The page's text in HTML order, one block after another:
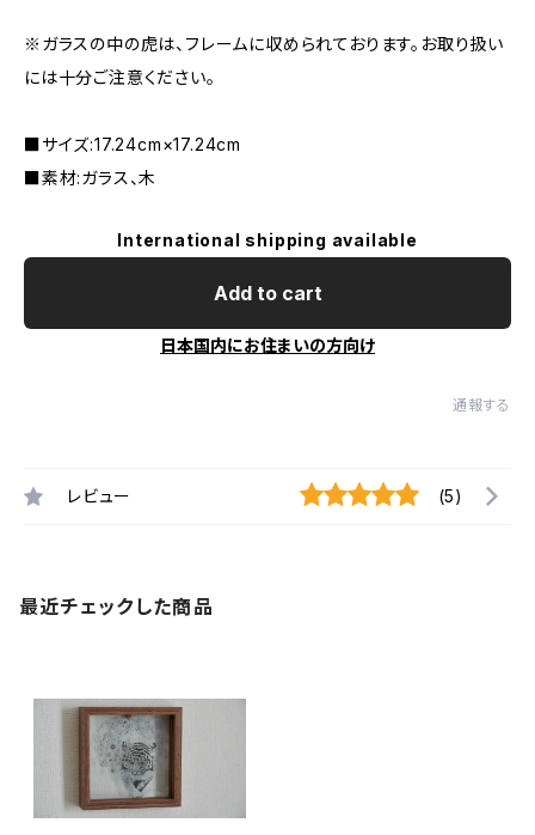
※ガラスの中の虎は、フレームに収められております。お取り扱い
には十分ご注意ください。
■サイズ:17.24cm×17.24cm
■素材:ガラス、木
International shipping available
Add to cart
日本国内にお住まいの方向け
通報する
レビュー (5)
最近チェックした商品